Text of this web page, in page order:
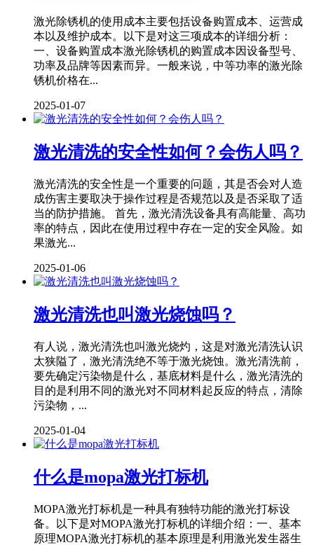
激光除锈机的使用成本主要包括设备购置成本、运营成
本以及维护成本。以下是对这三项成本的详细分析：
一、设备购置成本激光除锈机的购置成本因设备型号、
功率及品牌等因素而异。一般来说，中等功率的激光除
锈机价格在...
2025-01-07
激光清洗的安全性如何？会伤人吗？
激光清洗的安全性是一个重要的问题，其是否会对人造
成伤害主要取决于操作过程是否规范以及是否采取了适
当的防护措施。 首先，激光清洗设备具有高能量、高功
率的特点，因此在使用过程中存在一定的安全风险。如
果激光...
2025-01-06
激光清洗也叫激光烧蚀吗？
有人说，激光清洗也叫激光烧灼，这是对激光清洗认识
太狭隘了，激光清洗绝不等于激光烧蚀。激光清洗前，
要先确定污染物是什么，基底材料是什么，激光清洗的
目的是利用不同的激光对不同材料起反应的特点，清除
污染物，...
2025-01-04
什么是mopa激光打标机
MOPA激光打标机是一种具有独特功能的激光打标设
备。以下是对MOPA激光打标机的详细介绍：一、基本
原理MOPA激光打标机的基本原理是利用激光发生器生